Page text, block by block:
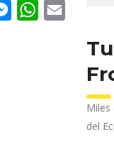
MessengerWhatsApp
Miles
del